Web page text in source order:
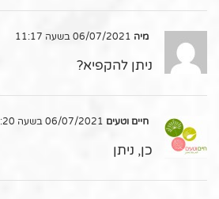
מיה
ניתן להקפיא?
חיים וטעים
כן, ניתן